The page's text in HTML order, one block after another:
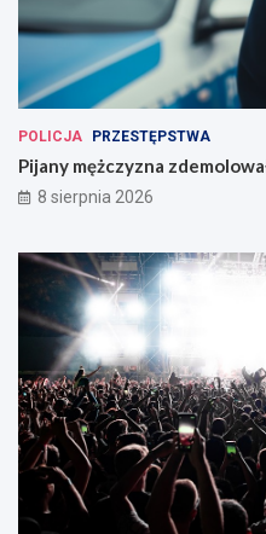
POLICJA PRZESTĘPSTWA
Pijany mężczyzna
8 sierpnia 2026